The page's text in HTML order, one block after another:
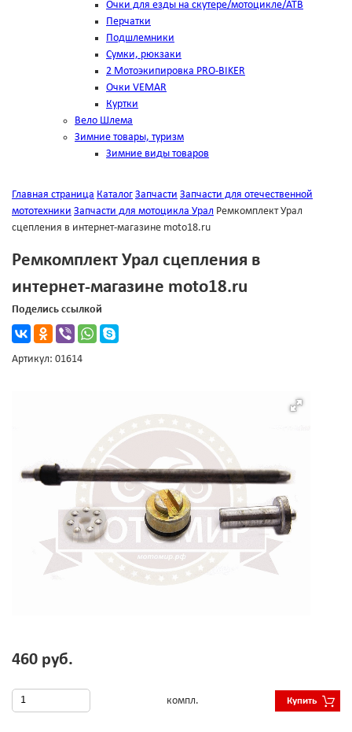
Очки для езды на скутере/мотоцикле/АТВ
Перчатки
Подшлемники
Сумки, рюкзаки
2 Мотоэкипировка PRO-BIKER
Очки VEMAR
Куртки
Вело Шлема
Зимние товары, туризм
Зимние виды товаров
Главная страница Каталог Запчасти Запчасти для отечественной
мототехники Запчасти для мотоцикла Урал Ремкомплект Урал
сцепления в интернет-магазине moto18.ru
Ремкомплект Урал сцепления в
интернет-магазине moto18.ru
Поделись ссылкой
Артикул: 01614
460 руб.
компл. Купить